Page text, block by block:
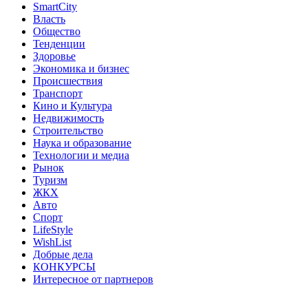
SmartCity
Власть
Общество
Тенденции
Здоровье
Экономика и бизнес
Происшествия
Транспорт
Кино и Культура
Недвижимость
Строительство
Наука и образование
Технологии и медиа
Рынок
Туризм
ЖКХ
Авто
Спорт
LifeStyle
WishList
Добрые дела
КОНКУРСЫ
Интересное от партнеров